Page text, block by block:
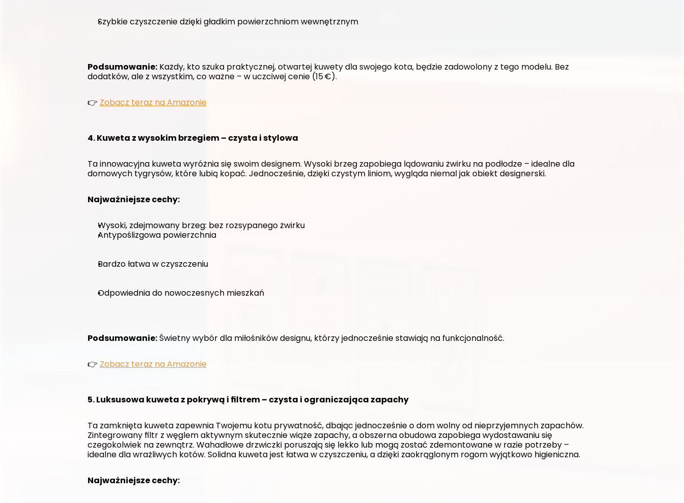
Szybkie czyszczenie dzięki gładkim powierzchniom wewnętrznym
Podsumowanie: Każdy, kto szuka praktycznej, otwartej kuwety dla swojego kota, będzie zadowolony z tego modelu. Bez
dodatków, ale z wszystkim, co ważne – w uczciwej cenie (15 €).
👉 Zobacz teraz na Amazonie
4. Kuweta z wysokim brzegiem – czysta i stylowa
Ta innowacyjna kuweta wyróżnia się swoim designem. Wysoki brzeg zapobiega lądowaniu żwirku na podłodze – idealne dla
domowych tygrysów, które lubią kopać. Jednocześnie, dzięki czystym liniom, wygląda niemal jak obiekt designerski.
Najważniejsze cechy:
Wysoki, zdejmowany brzeg: bez rozsypanego żwirku
Antypoślizgowa powierzchnia
Bardzo łatwa w czyszczeniu
Odpowiednia do nowoczesnych mieszkań
Podsumowanie: Świetny wybór dla miłośników designu, którzy jednocześnie stawiają na funkcjonalność.
👉 Zobacz teraz na Amazonie
5. Luksusowa kuweta z pokrywą i filtrem – czysta i ograniczająca zapachy
Ta zamknięta kuweta zapewnia Twojemu kotu prywatność, dbając jednocześnie o dom wolny od nieprzyjemnych zapachów.
Zintegrowany filtr z węglem aktywnym skutecznie wiąże zapachy, a obszerna obudowa zapobiega wydostawaniu się
czegokolwiek na zewnątrz. Wahadłowe drzwiczki poruszają się lekko lub mogą zostać zdemontowane w razie potrzeby –
idealne dla wrażliwych kotów. Solidna kuweta jest łatwa w czyszczeniu, a dzięki zaokrąglonym rogom wyjątkowo higieniczna.
Najważniejsze cechy: